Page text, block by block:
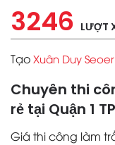
3246 LƯỢT
Tạo Xuân Duy Seoer
Chuyên thi
rẻ tại Quận 1
Giá thi công làm